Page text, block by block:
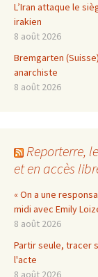
L’Iran attaque le
irakien
8 août 2026
Bremgarten
anarchiste
8 août 2026
Reporterre,
et en accès
« On a une
midi avec Emily
8 août 2026
Partir seule, tracer
l'acte
8 août 2026